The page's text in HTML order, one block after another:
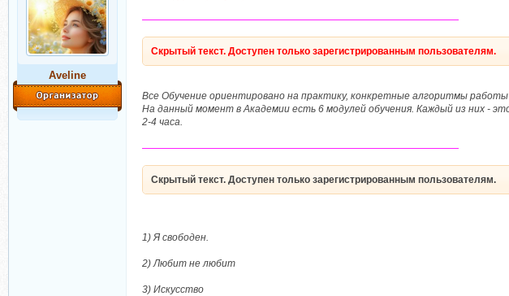
Aveline
――――――――――――――――――――――――――――――
Скрытый текст. Доступен только зарегистрированным пользователям.
Все Обучение ориентировано на практику, конкретные алгоритмы
На данный момент в Академии есть 6 модулей обучения. Каждый из них -
2-4 часа.
――――――――――――――――――――――――――――――
Скрытый текст. Доступен только зарегистрированным пользователям.
1) Я свободен.
2) Любит не любит
3) Искусство